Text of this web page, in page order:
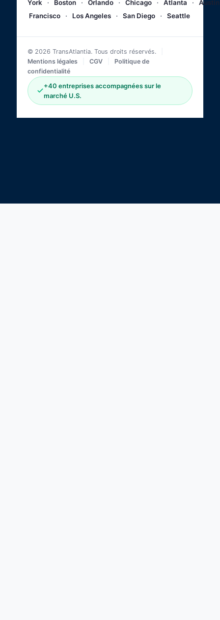
York
· Boston · Orlando · Chicago · Atlanta ·
Austin
Francisco
· Los Angeles · San Diego · Seattle
© 2026 TransAtlantia. Tous droits réservés.
Mentions légales
CGV
Politique de
confidentialité
+40 entreprises accompagnées sur le
marché U.S.